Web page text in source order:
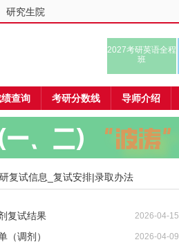
研究生院
2027考研英语全程
班
查询 考研分数线 导师介绍
复试信息_复试安排|录取办法
复试结果 2026-04-15
（调剂） 2026-04-09